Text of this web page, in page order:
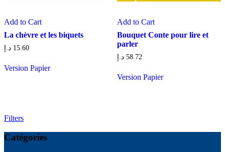
Add to Cart
La chèvre et les biquets
15.60 د.إ
Version Papier
Add to Cart
Bouquet Conte pour lire et
parler
58.72 د.إ
Version Papier
Filters
Catégories